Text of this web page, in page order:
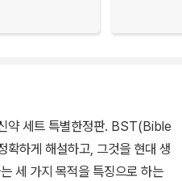
약 세트 특별한정판. BST(Bible
하게 해설하고, 그것을 현대 생
세 가지 목적을 특징으로 하는